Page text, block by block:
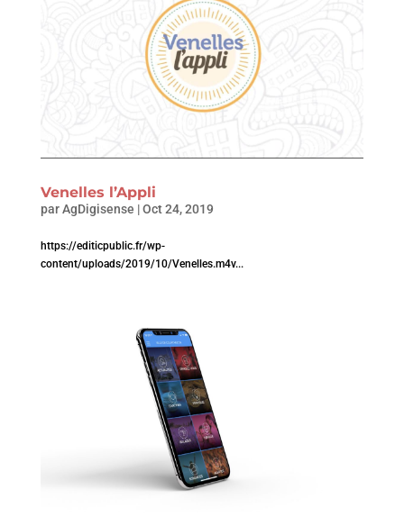
Venelles l’Appli
parAgDigisense |Oct 24, 2019
https://editicpublic.fr/wp-
content/uploads/2019/10/Venelles.m4v...